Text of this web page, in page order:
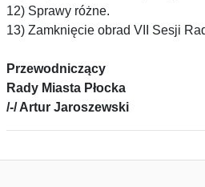
12) Sprawy różne.
13) Zamknięcie obrad VII Sesji
Przewodniczący
Rady Miasta Płocka
/-/ Artur Jaroszewski